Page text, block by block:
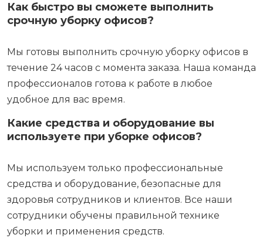
Как быстро вы сможете выполнить
срочную уборку офисов?
Мы готовы выполнить срочную уборку офисов в
течение 24 часов с момента заказа. Наша команда
профессионалов готова к работе в любое
удобное для вас время.
Какие средства и оборудование вы
используете при уборке офисов?
Мы используем только профессиональные
средства и оборудование, безопасные для
здоровья сотрудников и клиентов. Все наши
сотрудники обучены правильной технике
уборки и применения средств.